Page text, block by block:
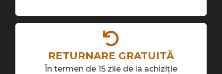
RETURNARE GRATUITĂ
În termen de 15 zile de la achiziție